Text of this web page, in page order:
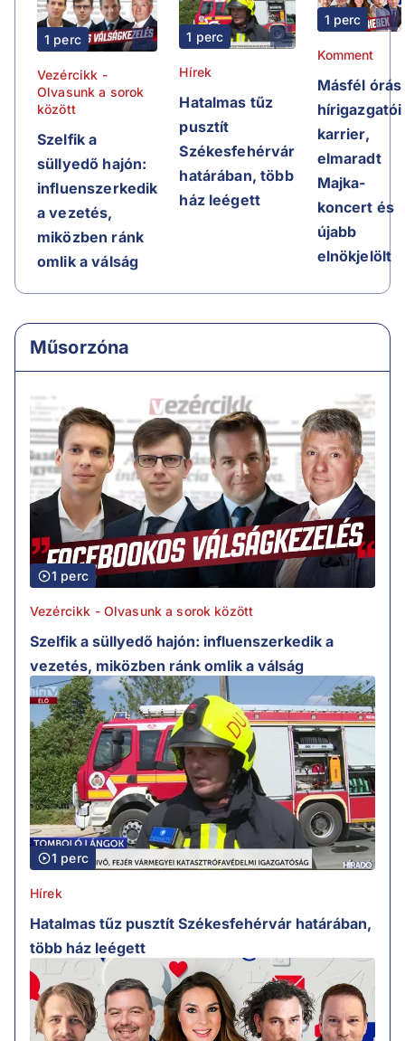
1 perc
Vezércikk -
Olvasunk a sorok
között
Szelfik a
süllyedő hajón:
influenszerkedik
a vezetés,
miközben ránk
omlik a válság
1 perc
Hírek
Hatalmas tűz
pusztít
Székesfehérvár
határában, több
ház leégett
1 perc
Komment
Másfél órás
hírigazgatói
karrier,
elmaradt
Majka-
koncert és
újabb
elnökjelölt
Műsorzóna
1 perc
Vezércikk - Olvasunk a sorok között
Szelfik a süllyedő hajón: influenszerkedik a
vezetés, miközben ránk omlik a válság
1 perc
Hírek
Hatalmas tűz pusztít Székesfehérvár határában,
több ház leégett